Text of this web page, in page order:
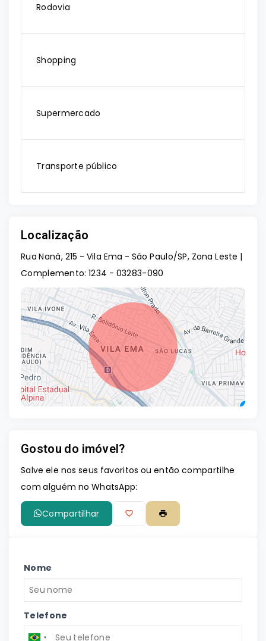
Rodovia
Shopping
Supermercado
Transporte público
Localização
Rua Naná, 215 - Vila Ema - São Paulo/SP, Zona Leste |
Complemento: 1234 - 03283-090
Gostou do imóvel?
Salve ele nos seus favoritos ou então compartilhe
com alguém no WhatsApp:
Compartilhar
Nome
Telefone